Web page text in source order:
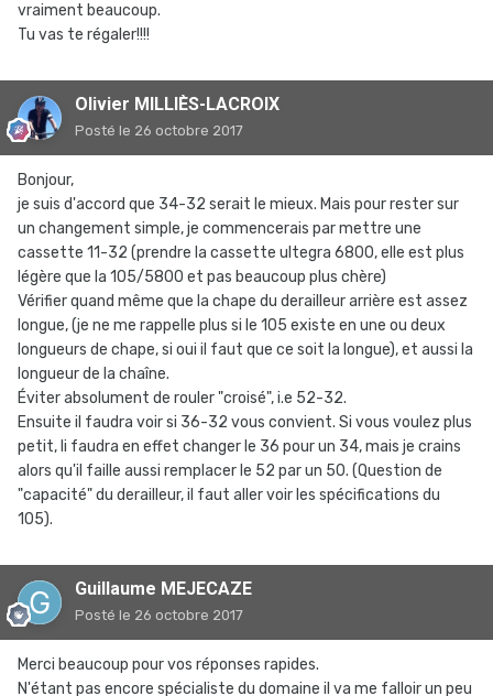
vraiment beaucoup.
Tu vas te régaler!!!!
Olivier MILLIÈS-LACROIX
Posté le 26 octobre 2017
Bonjour,
je suis d'accord que 34-32 serait le mieux. Mais pour rester sur
un changement simple, je commencerais par mettre une
cassette 11-32 (prendre la cassette ultegra 6800, elle est plus
légère que la 105/5800 et pas beaucoup plus chère)
Vérifier quand même que la chape du derailleur arrière est assez
longue, (je ne me rappelle plus si le 105 existe en une ou deux
longueurs de chape, si oui il faut que ce soit la longue), et aussi la
longueur de la chaîne.
Éviter absolument de rouler "croisé", i.e 52-32.
Ensuite il faudra voir si 36-32 vous convient. Si vous voulez plus
petit, li faudra en effet changer le 36 pour un 34, mais je crains
alors qu'il faille aussi remplacer le 52 par un 50. (Question de
"capacité" du derailleur, il faut aller voir les spécifications du
105).
Guillaume MEJECAZE
Posté le 26 octobre 2017
Merci beaucoup pour vos réponses rapides.
N'étant pas encore spécialiste du domaine il va me falloir un peu